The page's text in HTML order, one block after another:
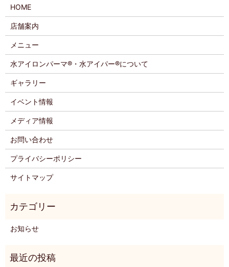
HOME
店舗案内
メニュー
水アイロンパーマ®・水アイパー®について
ギャラリー
イベント情報
メディア情報
お問い合わせ
プライバシーポリシー
サイトマップ
お知らせ